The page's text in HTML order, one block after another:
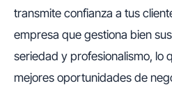
transmite confianza a tus
empresa que gestiona bien
seriedad y profesionalismo, lo
mejores oportunidades de